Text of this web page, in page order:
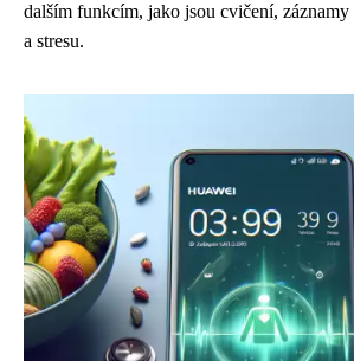
dalším funkcím, jako jsou cvičení, záznamy
a stresu.